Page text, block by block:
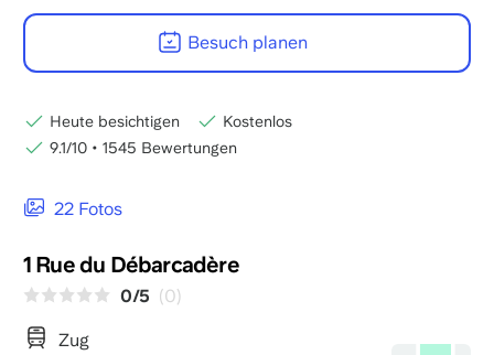
22 Fotos
1 Rue du Débarcadère
0/5 (0)
Zug
Besuch planen
Heute besichtigen
Kostenlos
9.1/10 • 1545 Bewertungen